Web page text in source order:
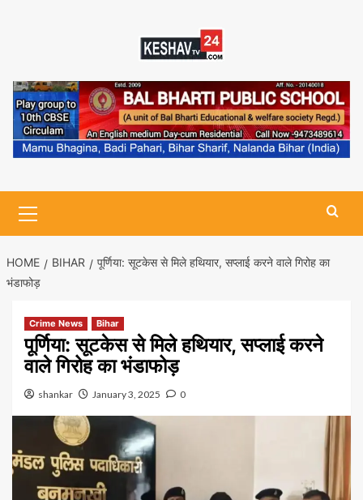
Menu
HOME BIHAR
पूर्णिया: सूटकेस से मिले हथियार, सप्लाई करने वाले गिरोह का
भंडाफोड़
Crime News Bihar
पूर्णिया: सूटकेस से मिले हथियार, सप्लाई करने
वाले गिरोह का भंडाफोड़
shankar January 3, 2025 0